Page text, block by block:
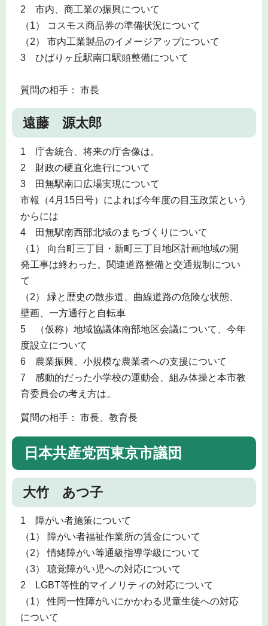
2 市内、商工業の振興について
（1） コスモス商品券の準備状況について
（2） 市内工業製品のイメージアップについて
3 ひばりヶ丘駅南口駅頭整備について
質問の相手： 市長
遠藤 源太郎
1 庁舎統合、将来の庁舎像は。
2 財政の硬直化進行について
3 田無駅南口広場実現について
市報（4月15日号）によれば今年度の目玉政策という
からには
4 田無駅南西部北域のまちづくりについて
（1） 向台町三丁目・新町三丁目地区計画地域の開
発工事は終わった。関連道路整備と交通規制につい
て
（2） 緑と歴史の散歩道、曲線道路の危険な状態、
壁画、一方通行と自転車
5 （仮称）地域協議体南部地区会議について、今年
度設立について
6 農業振興、小規模な農業者への支援について
7 感動的だった小学校の運動会、組み体操と本市教
育委員会の考え方は。
質問の相手： 市長、教育長
日本共産党西東京市議団
大竹 あつ子
1 障がい者施策について
（1） 障がい者福祉作業所の賃金について
（2） 情緒障がい等通級指導学級について
（3） 聴覚障がい児への対応について
2 LGBT等性的マイノリティの対応について
（1） 性同一性障がいにかかわる児童生徒への対応
について